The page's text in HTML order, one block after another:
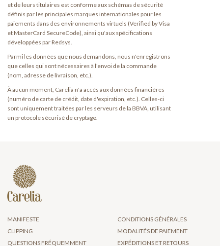
et de leurs titulaires est conforme aux schémas de sécurité
définis par les principales marques internationales pour les
paiements dans des environnements virtuels (Verified by Visa
et MasterCard SecureCode), ainsi qu'aux spécifications
développées par Redsys.
Parmi les données que nous demandons, nous n'enregistrons
que celles qui sont nécessaires à l'envoi de la commande
(nom, adresse de livraison, etc.).
À aucun moment, Carelia n'a accès aux données financières
(numéro de carte de crédit, date d'expiration, etc.). Celles-ci
sont uniquement traitées par les serveurs de la BBVA, utilisant
un protocole sécurisé de cryptage.
MANIFESTE
CLIPPING
QUESTIONS FRÉQUEMMENT
CONDITIONS GÉNÉRALES
MODALITÉS DE PAIEMENT
EXPÉDITIONS ET RETOURS